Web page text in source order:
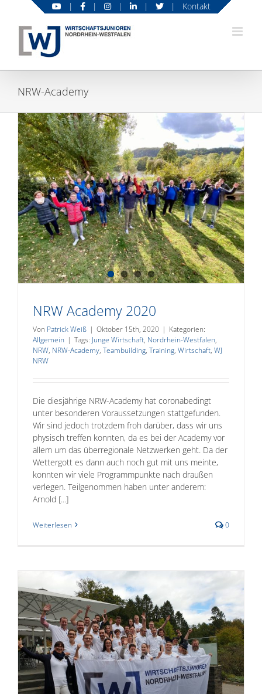
springen
| | | | | Kontakt
NRW-Academy
NRW Academy 2020
Von Patrick Weiß | Oktober 15th, 2020 | Kategorien:
Allgemein | Tags: Junge Wirtschaft, Nordrhein-Westfalen,
NRW, NRW-Academy, Teambuilding, Training, Wirtschaft, WJ
NRW
Die diesjährige NRW-Academy hat coronabedingt
unter besonderen Voraussetzungen stattgefunden.
Wir sind jedoch trotzdem froh darüber, dass wir uns
physisch treffen konnten, da es bei der Academy vor
allem um das überregionale Netzwerken geht. Da der
Wettergott es dann auch noch gut mit uns meinte,
konnten wir viele Programmpunkte nach draußen
verlegen. Teilgenommen haben unter anderem:
Arnold [...]
Weiterlesen 0